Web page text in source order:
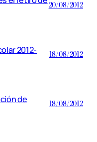
20/08/2012
2012- 18/08/2012
de 18/08/2012